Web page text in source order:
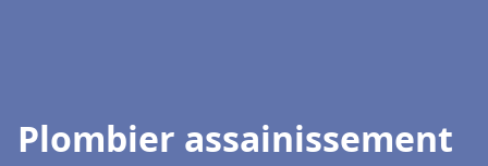
Plombier assainissement